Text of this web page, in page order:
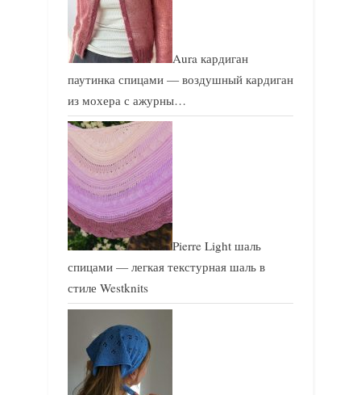
Aura кардиган
паутинка спицами — воздушный кардиган
из мохера с ажурны…
Pierre Light шаль
спицами — легкая текстурная шаль в
стиле Westknits